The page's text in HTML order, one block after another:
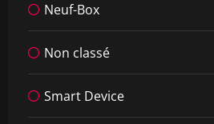
Neuf-Box
Non classé
Smart Device